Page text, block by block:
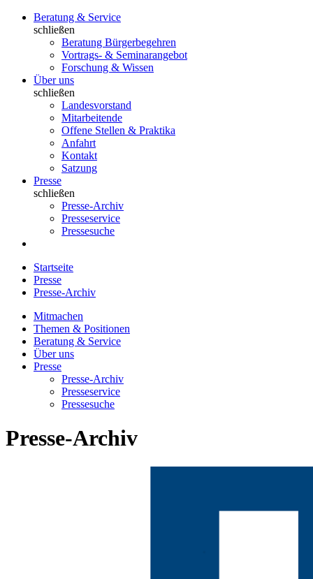
Beratung & Service
schließen
Beratung Bürgerbegehren
Vortrags- & Seminarangebot
Forschung & Wissen
Über uns
schließen
Landesvorstand
Mitarbeitende
Offene Stellen & Praktika
Anfahrt
Kontakt
Satzung
Presse
schließen
Presse-Archiv
Presseservice
Pressesuche
Startseite
Presse
Presse-Archiv
Mitmachen
Themen & Positionen
Beratung & Service
Über uns
Presse
Presse-Archiv
Presseservice
Pressesuche
Presse-Archiv